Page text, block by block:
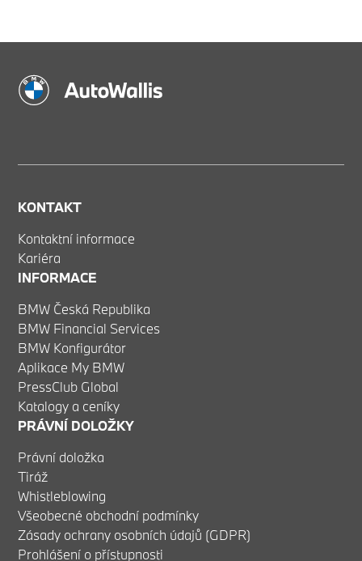
KONTAKT
Kontaktní informace
Kariéra
INFORMACE
BMW Česká Republika
BMW Financial Services
BMW Konfigurátor
Aplikace My BMW
PressClub Global
Katalogy a ceníky
PRÁVNÍ DOLOŽKY
Právní doložka
Tiráž
Whistleblowing
Všeobecné obchodní podmínky
Zásady ochrany osobních údajů (GDPR)
Prohlášení o přístupnosti